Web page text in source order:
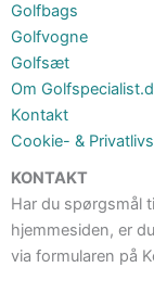
Golfbags
Golfvogne
Golfsæt
Om
Kontakt
Cookie- &
KONTAKT
Har du spørgsmål
hjemmesiden, er
via formularen på